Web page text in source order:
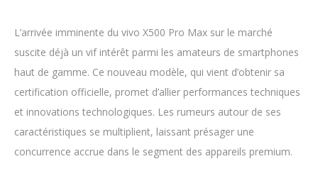
L’arrivée imminente du vivo X500 Pro Max sur le marché
suscite déjà un vif intérêt parmi les amateurs de smartphones
haut de gamme. Ce nouveau modèle, qui vient d’obtenir sa
certification officielle, promet d’allier performances techniques
et innovations technologiques. Les rumeurs autour de ses
caractéristiques se multiplient, laissant présager une
concurrence accrue dans le segment des appareils premium.